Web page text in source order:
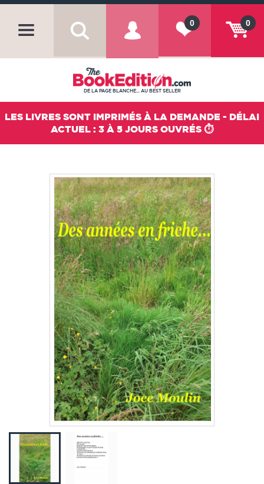
0
0
DE LA PAGE BLANCHE... AU BEST SELLER
LES LIVRES SONT IMPRIMÉS À LA DEMANDE - DÉLAI
ACTUEL : 3 À 5 JOURS OUVRÉS ⏱️